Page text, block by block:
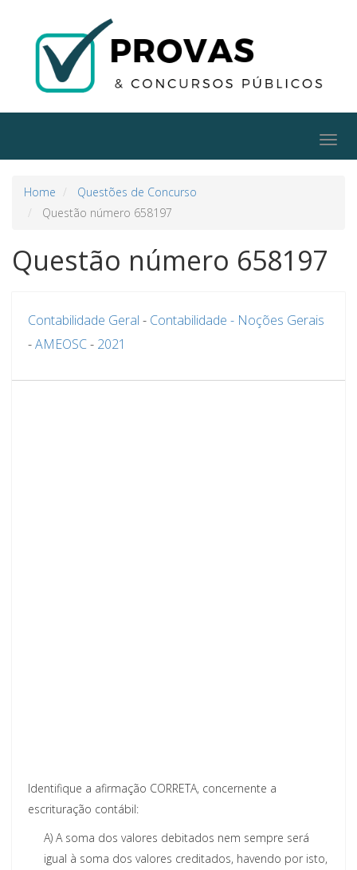
Home
Questões de Concurso
Questão número 658197
Questão número 658197
Contabilidade Geral - Contabilidade - Noções Gerais
-AMEOSC- 2021
Identifique a afirmação CORRETA, concernente a
escrituração contábil:
A) A soma dos valores debitados nem sempre será
igual à soma dos valores creditados, havendo por isto,